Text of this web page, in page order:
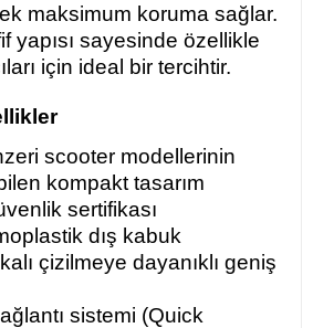
maksimum koruma sağlar.
yapısı sayesinde özellikle
için ideal bir tercihtir.
scooter modellerinin
kompakt tasarım
sertifikası
dış kabuk
çizilmeye dayanıklı geniş
sistemi (Quick